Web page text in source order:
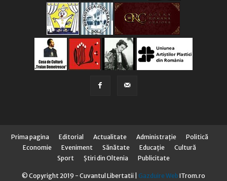
Prima pagina Editorial Actualitate Administraţie
Politică
Economie
Eveniment Sănătate Educaţie
Cultură
Sport
Știri din Oltenia Publicitate
© Copyright 2019 - Cuvantul Libertatii | Gazduire Web ITrom.ro